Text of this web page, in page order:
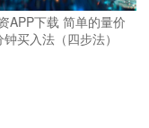
APP下载 简单的量价
买入法（四步法）